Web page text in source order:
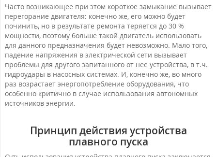
Часто возникающее при этом короткое замыкание вызывает
перегорание двигателя: конечно же, его можно будет
починить, но в результате ремонта теряется до 30 %
мощности, поэтому больше такой двигатель использовать
для данного предназначения будет невозможно. Мало того,
падение напряжения в электрической сети вызывает
проблемы для другого запитанного от нее устройства, в т.ч.
гидроудары в насосных системах. И, конечно же, во много
раз возрастает энергопотребление оборудования, что
особенно критично в случае использования автономных
источников энергии.
Принцип действия устройства
плавного пуска